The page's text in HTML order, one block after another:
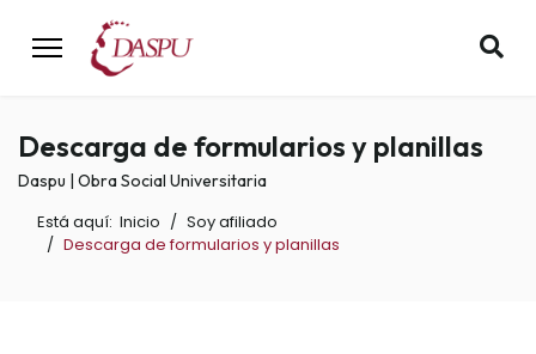
Descarga de formularios y planillas
Daspu | Obra Social Universitaria
Está aquí: Inicio
Soy afiliado
Descarga de formularios y planillas